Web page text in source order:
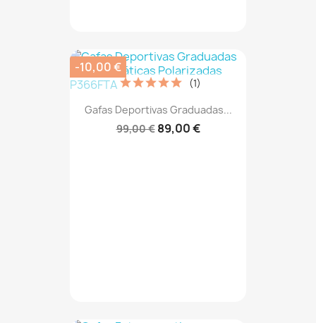
Gafas Deportivas Graduadas...
99,00 € 89,00 €
(1)
-10,00 €